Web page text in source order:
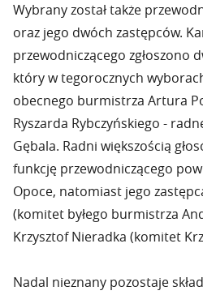
Wybrany został także
oraz jego dwóch zastępców.
przewodniczącego zgłoszono
który w tegorocznych
obecnego burmistrza Artura
Ryszarda Rybczyńskiego -
Gębala. Radni większością
funkcję przewodniczącego
Opoce, natomiast jego
(komitet byłego burmistrza
Krzysztof Nieradka (komitet
Nadal nieznany pozostaje